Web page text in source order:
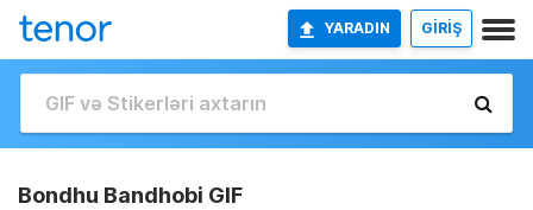
YARADIN GİRİŞ
Bondhu Bandhobi GIF